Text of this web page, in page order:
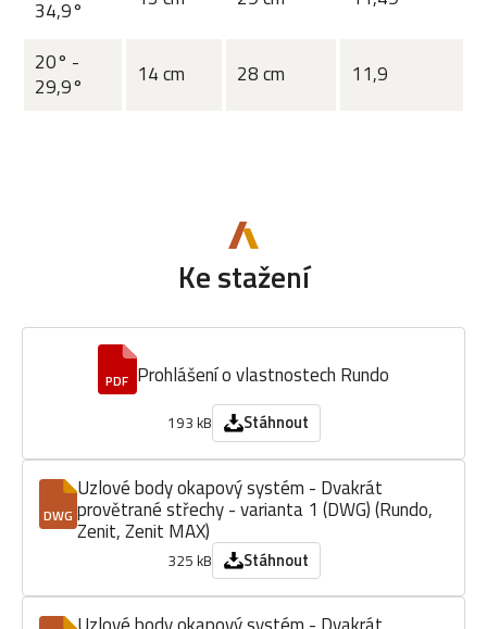
34,9°
20° -
29,9°
14 cm 28 cm 11,9
Ke stažení
PDF Prohlášení o vlastnostech Rundo
193 kB Stáhnout
DWG
Uzlové body okapový systém - Dvakrát
provětrané střechy - varianta 1 (DWG) (Rundo,
Zenit, Zenit MAX)
325 kB Stáhnout